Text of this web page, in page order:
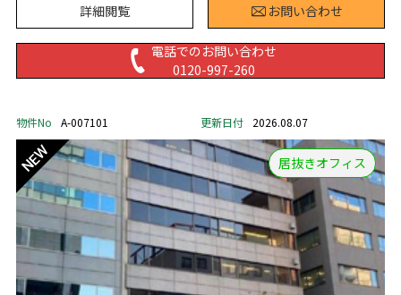
詳細閲覧 お問い合わせ
電話でのお問い合わせ
0120-997-260
物件No A-007101 更新日付 2026.08.07
居抜きオフィス